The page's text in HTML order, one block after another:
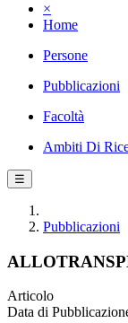
×
Home
Persone
Pubblicazioni
Facoltà
Ambiti Di
☰
Pubblicazioni
Articolo
Data di